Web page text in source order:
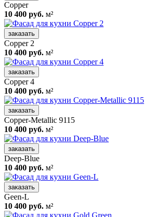
Copper
10 400 руб. м²
заказать
Copper 2
10 400 руб. м²
заказать
Copper 4
10 400 руб. м²
заказать
Copper-Metallic 9115
10 400 руб. м²
заказать
Deep-Blue
10 400 руб. м²
заказать
Geen-L
10 400 руб. м²